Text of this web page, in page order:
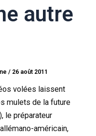
autre
/ 26 août 2011
volées laissent
mulets de la future
le préparateur
américain,